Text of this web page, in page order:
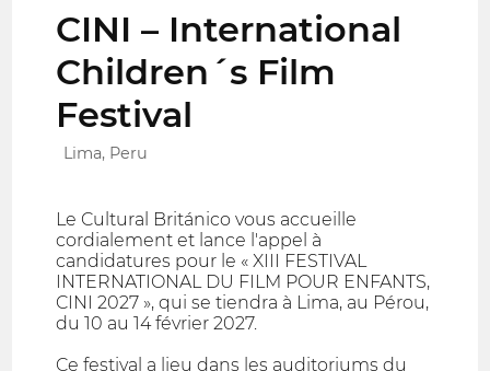
CINI – International
Children´s Film
Festival
Lima, Peru
Le Cultural Británico vous accueille
cordialement et lance l'appel à
candidatures pour le « XIII FESTIVAL
INTERNATIONAL DU FILM POUR ENFANTS,
CINI 2027 », qui se tiendra à Lima, au Pérou,
du 10 au 14 février 2027.
Ce festival a lieu dans les auditoriums du